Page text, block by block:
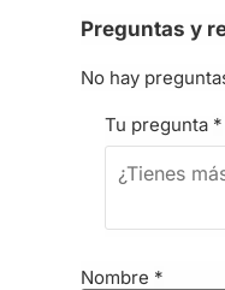
Preguntas y
No hay
Tu pregunta *
Nombre *